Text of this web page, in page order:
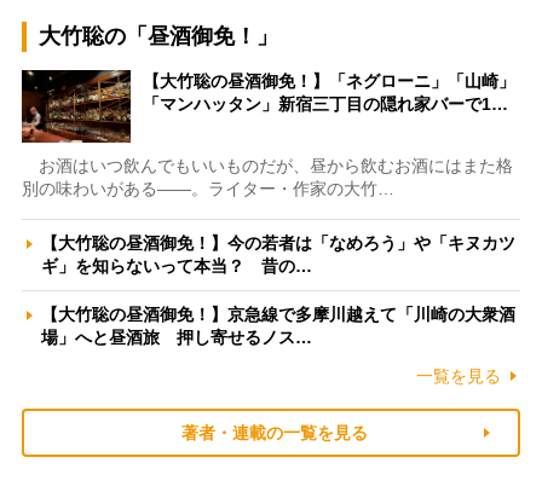
大竹聡の「昼酒御免！」
【大竹聡の昼酒御免！】「ネグローニ」「山崎」
「マンハッタン」新宿三丁目の隠れ家バーで1…
お酒はいつ飲んでもいいものだが、昼から飲むお酒にはまた格
別の味わいがある――。ライター・作家の大竹…
【大竹聡の昼酒御免！】今の若者は「なめろう」や「キヌカツ
ギ」を知らないって本当？ 昔の…
【大竹聡の昼酒御免！】京急線で多摩川越えて「川崎の大衆酒
場」へと昼酒旅 押し寄せるノス…
一覧を見る
著者・連載の一覧を見る